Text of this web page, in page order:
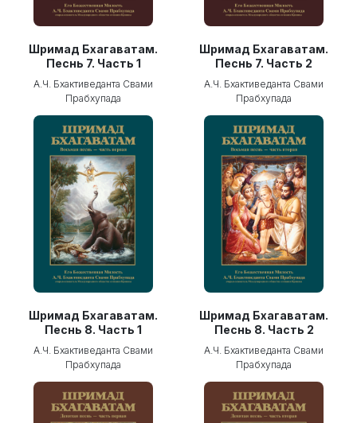
Шримад Бхагаватам.
Песнь 7. Часть 1
А.Ч. Бхактиведанта Свами
Прабхупада
Шримад Бхагаватам.
Песнь 7. Часть 2
А.Ч. Бхактиведанта Свами
Прабхупада
Шримад Бхагаватам.
Песнь 8. Часть 1
А.Ч. Бхактиведанта Свами
Прабхупада
Шримад Бхагаватам.
Песнь 8. Часть 2
А.Ч. Бхактиведанта Свами
Прабхупада